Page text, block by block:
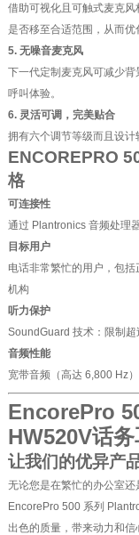
借助可视化且可触式麦克
是否移至合适范围，从而优
5. 无噪音麦克风
下一代定制麦克风可减少
呼叫体验。
6. 灵活可调，完美贴合
拥有六个调节等级而且设计
ENCOREPRO
格
可连接性
通过 Plantronics 音频处理
目标用户
电话非常繁忙的用户，包
机构
听力保护
SoundGuard 技术：限制
音频性能
宽带音频（高达 6,800 Hz
EncorePro
HW520V话
让我们的优异产
无论您是在繁忙的办公室
EncorePro 500 系列
出色的质量，带来动力和